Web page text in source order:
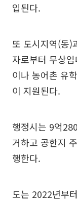
입된다.
또 도시지역(동)
자로부터 무상
이나 농어촌 유
이 지원된다.
행정시는 9억
거하고 공한지
행한다.
도는 2022년부